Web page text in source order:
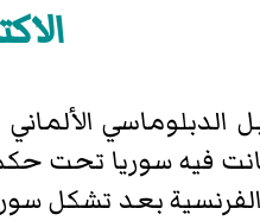
فيه سوريا تحت
تحت الوصاية الفرنسية